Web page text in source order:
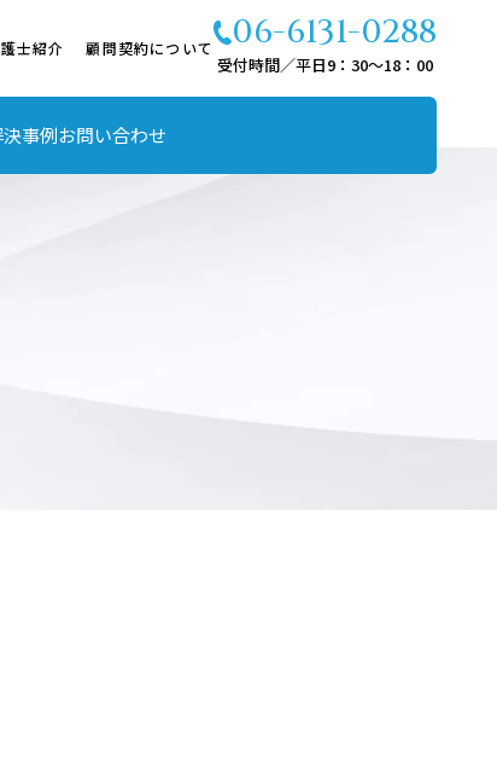
士紹介 顧問契約について 06-6131-0288
受付時間／平日9：30～18：00
事例お問い合わせ